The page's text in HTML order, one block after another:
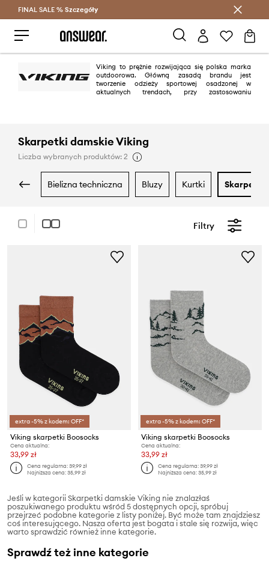
Oszczędzaj z Answear Club >
FINAL SALE % Szczegóły
Viking to prężnie rozwijająca się polska marka
outdoorowa. Główną zasadą brandu jest
tworzenie odzieży sportowej osadzonej w
aktualnych trendach, przy zastosowaniu
Skarpetki damskie Viking
Liczba wybranych produktów: 2
bielizna techniczna bluzy kurtki skarpetki
Filtry
extra -5% z kodem: OFF*
Viking skarpetki Boosocks
Cena aktualna:
33,99 zł
Cena regularna:39,99 zł
Najniższa cena:35,99 zł
extra -5% z kodem: OFF*
Viking skarpetki Boosocks
Cena aktualna:
33,99 zł
Cena regularna:39,99 zł
Najniższa cena:35,99 zł
Jeśli w kategorii Skarpetki damskie Viking nie znalazłaś
poszukiwanego produktu wśród 5 dostępnych opcji, spróbuj
przejrzeć podobne kategorie z listy poniżej. Być może tam znajdziesz
coś interesującego. Nasza oferta jest bogata i stale się rozwija, więc
warto sprawdzić również inne kategorie.
Sprawdź też inne kategorie